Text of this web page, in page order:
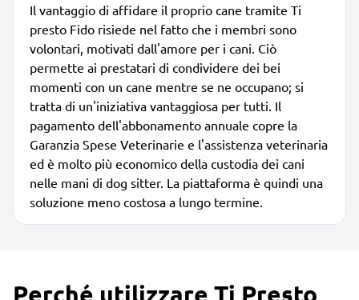
Il vantaggio di affidare il proprio cane tramite Ti
presto Fido risiede nel fatto che i membri sono
volontari, motivati dall'amore per i cani. Ciò
permette ai prestatari di condividere dei bei
momenti con un cane mentre se ne occupano; si
tratta di un'iniziativa vantaggiosa per tutti. Il
pagamento dell'abbonamento annuale copre la
Garanzia Spese Veterinarie e l'assistenza veterinaria
ed è molto più economico della custodia dei cani
nelle mani di dog sitter. La piattaforma è quindi una
soluzione meno costosa a lungo termine.
Perché utilizzare Ti Presto